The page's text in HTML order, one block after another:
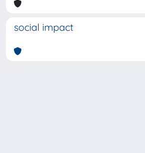
social impact